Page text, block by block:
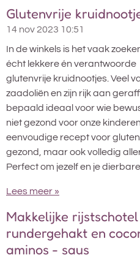
Glutenvrije
14 nov 2023 10:51
In de winkels is het vaak
écht lekkere én verantwoorde
glutenvrije kruidnootjes. Veel
zaadoliën en zijn rijk aan
bepaald ideaal voor wie
niet gezond voor onze
eenvoudige recept voor
gezond, maar ook volledig
Perfect om jezelf en je
Lees meer »
Makkelijke
rundergehakt en
aminos - saus